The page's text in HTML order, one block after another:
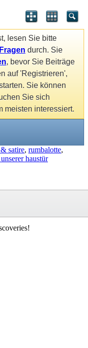
lesen Sie bitte
durch. Sie
, bevor Sie Beiträge
auf 'Registrieren',
Sie können
Sie sich
meisten interessiert.
satire, rumbalotte,
haustür